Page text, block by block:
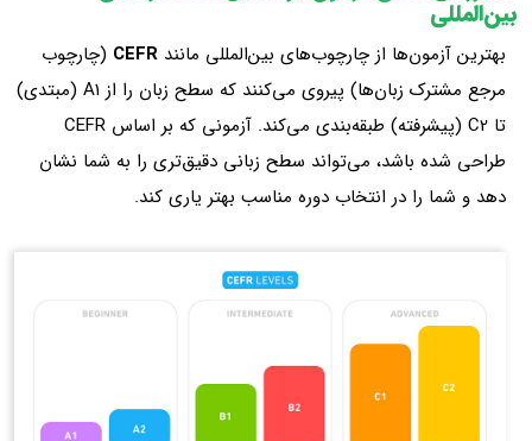
بین‌المللی
بهترین آزمون‌ها از چارچوب‌های بین‌المللی مانند CEFR (چارچوب
مرجع مشترک زبان‌ها) پیروی می‌کنند که سطح زبان را از A1 (مبتدی)
تا C2 (پیشرفته) طبقه‌بندی می‌کند. آزمونی که بر اساس CEFR
طراحی شده باشد، می‌تواند سطح زبانی دقیق‌تری را به شما نشان
دهد و شما را در انتخاب دوره مناسب بهتر یاری کند.